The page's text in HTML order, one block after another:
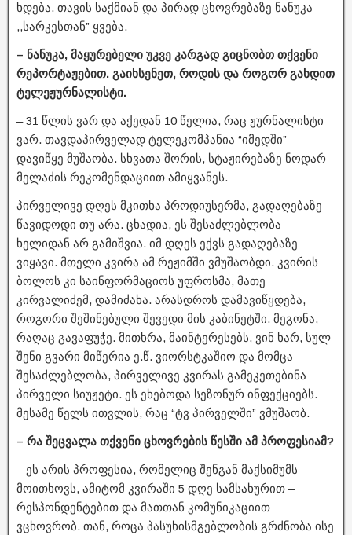
ხდება. თავის საქმიან და პირად ცხოვრებაზე ნანუკა
,,სარკესთან” ყვება.
– ნანუკა, მაყურებელი უკვე კარგად გიცნობთ თქვენი
რეპორტაჟებით. გაიხსენეთ, როდის და როგორ გახდით
ტელეჟურნალისტი.
– 31 წლის ვარ და აქედან 10 წელია, რაც ჟურნალისტი
ვარ. თავდაპირველად ტელეკომპანია “იმედში”
დავიწყე მუშაობა. სხვათა შორის, სტაჟირებაზე ნოდარ
მელაძის რეკომენდაციით ამიყვანეს.
პირველივე დღეს მკითხა პროდიუსერმა, გადაღებაზე
წავიდოდი თუ არა. ცხადია, ეს შესაძლებლობა
ხელიდან არ გამიშვია. იმ დღეს ექვს გადაღებაზე
ვიყავი. მთელი კვირა ამ რეჟიმში ვმუშაობდი. კვირის
ბოლოს კი საინფორმაციოს უფროსმა, მათე
კირვალიძემ, დამიძახა. არასდროს დამავიწყდება,
როგორი შეშინებული შევედი მის კაბინეტში. მეგონა,
რაღაც გავაფუჭე. მითხრა, მაინტერესებს, ვინ ხარ, სულ
შენი გვარი მიწერია ე.წ. ვიორსტკაშიო და მომცა
შესაძლებლობა, პირველივე კვირას გამეკეთებინა
პირველი სიუჟეტი. ეს ეხებოდა სეზონურ ინფექციებს.
მესამე წელს ითვლის, რაც “ტვ პირველში” ვმუშაობ.
– რა შეცვალა თქვენი ცხოვრების წესში ამ პროფესიამ?
– ეს არის პროფესია, რომელიც შენგან მაქსიმუმს
მოითხოვს, ამიტომ კვირაში 5 დღე სამსახურით –
რესპონდენტებით და მათთან კომუნიკაციით
ვცხოვრობ. თან, როცა პასუხისმგებლობის გრძნობა ისე